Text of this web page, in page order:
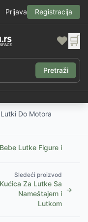
Prijava Registracija
❤️ 🛒
Pretraži
Do Motora
Bebe Lutke Figure i
Sledeći proizvod
Kućica Za Lutke Sa
Nameštajem i
Lutkom
→